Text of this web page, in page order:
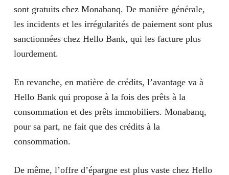
sont gratuits chez Monabanq. De manière générale,
les incidents et les irrégularités de paiement sont plus
sanctionnées chez Hello Bank, qui les facture plus
lourdement.
En revanche, en matière de crédits, l’avantage va à
Hello Bank qui propose à la fois des prêts à la
consommation et des prêts immobiliers. Monabanq,
pour sa part, ne fait que des crédits à la
consommation.
De même, l’offre d’épargne est plus vaste chez Hello